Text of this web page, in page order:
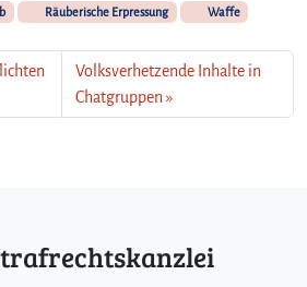
Räuberische Erpressung Waffe
Volksverhetzende Inhalte in
Chatgruppen